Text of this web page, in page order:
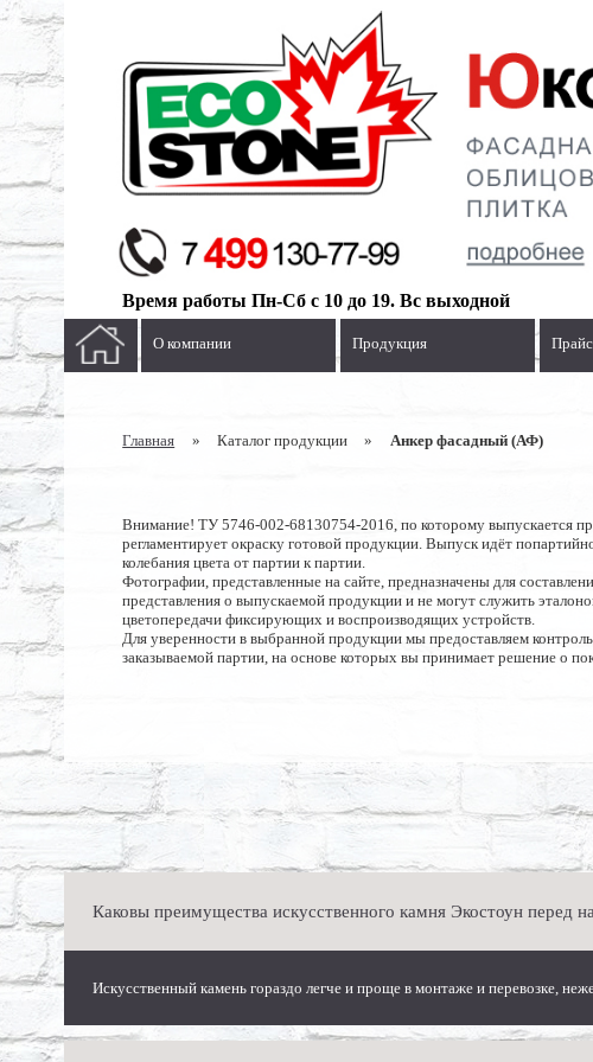
Время работы Пн-Сб с 10 до 19. Вс выходной
О компании Продукция
Главная » Каталог продукции » Анкер фасадный (АФ)
Внимание! ТУ 5746-002-68130754-2016, по которому выпускается
регламентирует окраску готовой продукции. Выпуск идёт
колебания цвета от партии к партии.
Фотографии, представленные на сайте, предназначены для
представления о выпускаемой продукции и не могут служить
цветопередачи фиксирующих и воспроизводящих устройств.
Для уверенности в выбранной продукции мы предоставляем
заказываемой партии, на основе которых вы принимает решение о
Каковы преимущества искусственного камня Экостоун перед
Искусственный камень гораздо легче и проще в монтаже и перевозке,